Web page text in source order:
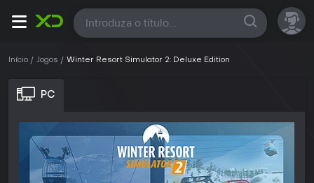
Todas
Início Jogos Winter Resort Simulator 2: Deluxe Edition
PC